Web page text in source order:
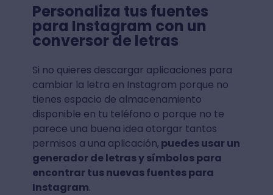
Personaliza tus fuentes
para Instagram con un
conversor de letras
Si no quieres descargar aplicaciones para
cambiar la letra en Instagram porque no
tienes espacio de almacenamiento
disponible en tu teléfono o porque no te
parece una buena idea otorgar tantos
permisos a una aplicación, puedes usar un
generador de letras y símbolos para
encontrar tus nuevas fuentes para
Instagram.